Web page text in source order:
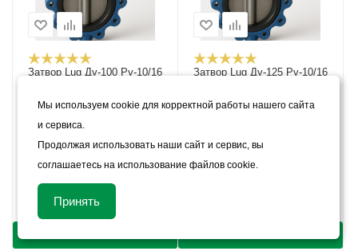
Затвор Lug Ду-100 Ру-10/16
Цена:
82руб./шт
Арт.: 6986
КУПИТЬ В 1 КЛИК
Затвор Lug Ду-125 Ру-10/16
119 руб./шт
Арт.: 6987
Мы используем cookie для корректной работы нашего сайта
и сервиса.
Продолжая использовать наши сайт и сервис, вы
соглашаетесь на использование файлов cookie.
Принять